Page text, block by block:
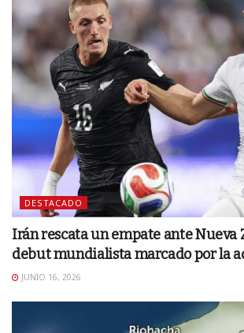
DESTACADO
Irán rescata un empate ante Nueva
debut mundialista marcado por la
JUNIO 16, 2026